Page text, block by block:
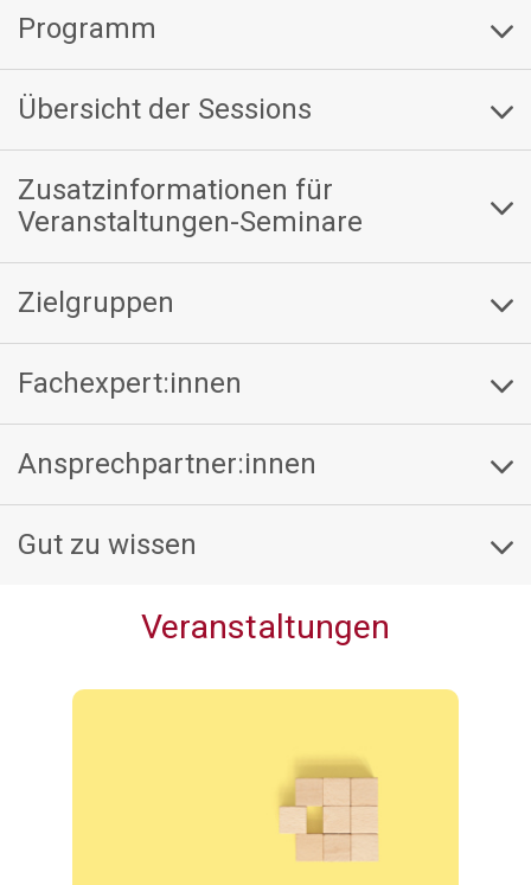
Programm
Übersicht der Sessions
Zusatzinformationen für
Veranstaltungen-Seminare
Zielgruppen
Fachexpert:innen
Ansprechpartner:innen
Gut zu wissen
Veranstaltungen